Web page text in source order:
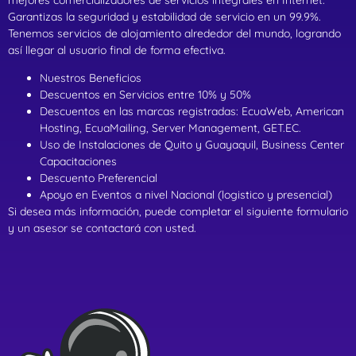
Garantizas la seguridad y estabilidad de servicio en un 99.9%.
Tenemos servicios de alojamiento alrededor del mundo, logrando
así llegar al usuario final de forma efectiva.
Nuestros Beneficios
Descuentos en Servicios entre 10% y 50%
Descuentos en las marcas registradas: EcuaWeb, American
Hosting, EcuaMailing, Server Management, GET.EC.
Uso de Instalaciones de Quito y Guayaquil, Business Center
Capacitaciones
Descuento Preferencial
Apoyo en Eventos a nivel Nacional (logistico y presencial)
Si desea más información, puede completar el siguiente formulario
y un asesor se contactará con usted.